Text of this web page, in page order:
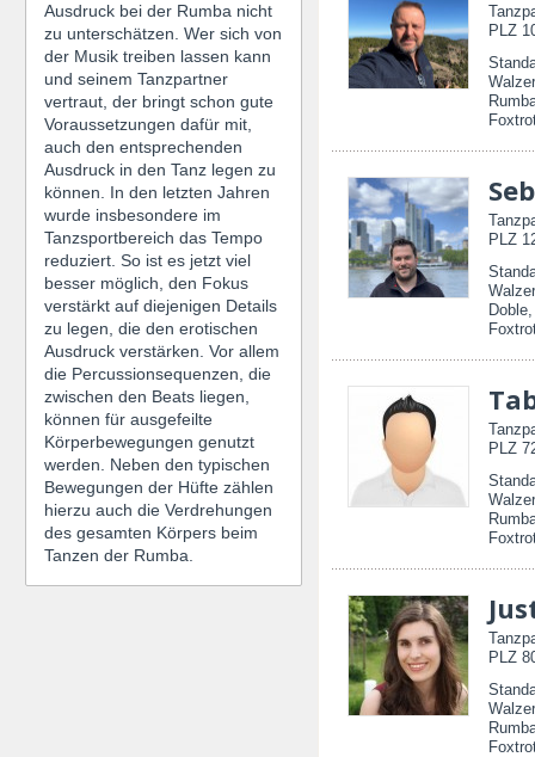
Ausdruck bei der Rumba nicht
zu unterschätzen. Wer sich von
der Musik treiben lassen kann
und seinem Tanzpartner
vertraut, der bringt schon gute
Voraussetzungen dafür mit,
auch den entsprechenden
Ausdruck in den Tanz legen zu
können. In den letzten Jahren
wurde insbesondere im
Tanzsportbereich das Tempo
reduziert. So ist es jetzt viel
besser möglich, den Fokus
verstärkt auf diejenigen Details
zu legen, die den erotischen
Ausdruck verstärken. Vor allem
die Percussionsequenzen, die
zwischen den Beats liegen,
können für ausgefeilte
Körperbewegungen genutzt
werden. Neben den typischen
Bewegungen der Hüfte zählen
hierzu auch die Verdrehungen
des gesamten Körpers beim
Tanzen der Rumba.
PLZ
PLZ
PLZ
PLZ